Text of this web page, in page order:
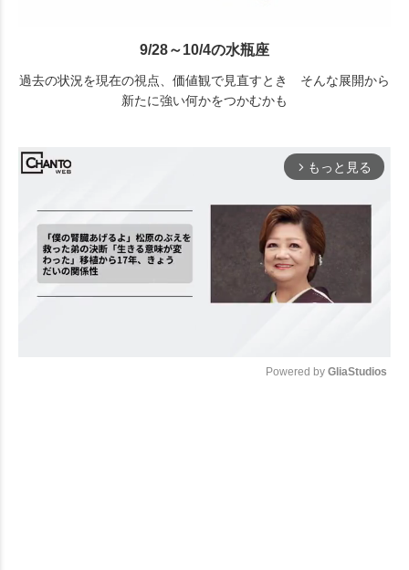
9/28～10/4の水瓶座
過去の状況を現在の視点、価値観で見直すとき そんな展開から
新たに強い何かをつかむかも
arrow_forward_ios もっと見る
Powered by GliaStudios